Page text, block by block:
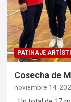
PATINAJE
Cosecha de
noviembre 14,